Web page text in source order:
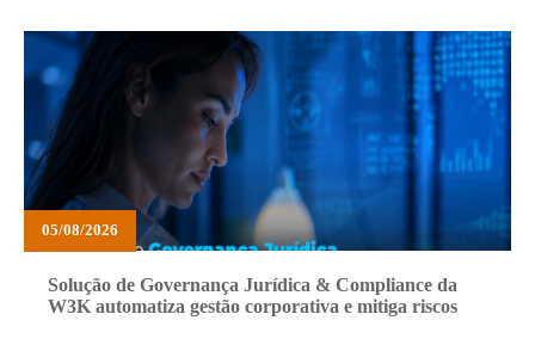
05/08/2026
Solução de Governança Jurídica & Compliance da
W3K automatiza gestão corporativa e mitiga riscos